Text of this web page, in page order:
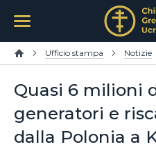
Ufficio stampa Notizie
Quasi 6 milioni
generatori e
dalla Polonia a